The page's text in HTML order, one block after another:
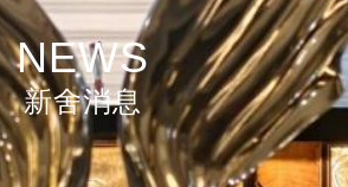
NEWS
新舍消息